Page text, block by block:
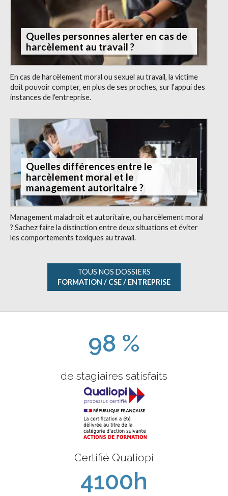
Quelles personnes alerter en cas de
harcèlement au travail ?
En cas de harcèlement moral ou sexuel au travail, la victime
doit pouvoir compter, en plus de ses proches, sur l'appui des
instances de l'entreprise.
Quelles différences entre le
harcèlement moral et le
management autoritaire ?
Management maladroit et autoritaire, ou harcèlement moral
? Sachez faire la distinction entre deux situations et éviter
les comportements toxiques au travail.
TOUS NOS DOSSIERS
FORMATION / CSE / ENTREPRISE
98 %
de stagiaires satisfaits
Certifié Qualiopi
4100h